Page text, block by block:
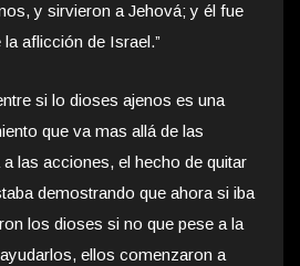
y sirvieron a Jehová; y él fue
aflicción de Israel.”
si lo dioses ajenos es una
que va mas allá de las
las acciones, el hecho de quitar
demostrando que ahora si iba
los dioses si no que pese a la
ellos comenzaron a